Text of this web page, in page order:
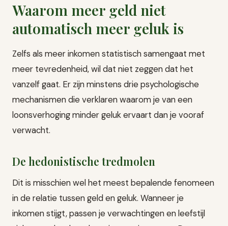
Waarom meer geld niet
automatisch meer geluk is
Zelfs als meer inkomen statistisch samengaat met
meer tevredenheid, wil dat niet zeggen dat het
vanzelf gaat. Er zijn minstens drie psychologische
mechanismen die verklaren waarom je van een
loonsverhoging minder geluk ervaart dan je vooraf
verwacht.
De hedonistische tredmolen
Dit is misschien wel het meest bepalende fenomeen
in de relatie tussen geld en geluk. Wanneer je
inkomen stijgt, passen je verwachtingen en leefstijl